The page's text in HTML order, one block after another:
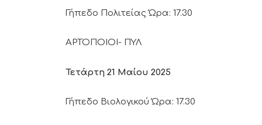
Γήπεδο Πολιτείας Ώρα: 17.30
ΑΡΤΟΠΟΙΟΙ- ΠΥΛ
Τετάρτη 21 Μαίου 2025
Γήπεδο Βιολογικού Ώρα: 17.30